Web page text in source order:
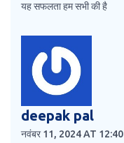
यह सफलता हम सभी की है
deepak pal
नवंबर 11, 2024 AT 12:40